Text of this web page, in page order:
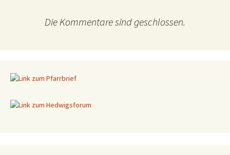
Die Kommentare sind geschlossen.